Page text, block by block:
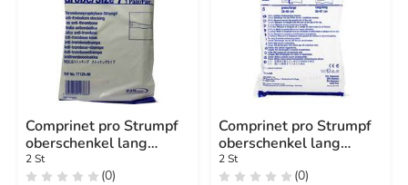
Comprinet pro Strumpf
oberschenkel lang
Größe 7
2 St
(0)
Comprinet pro Strumpf
oberschenkel lang
Größe 6
2 St
(0)